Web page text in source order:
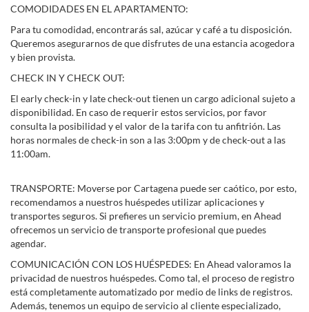
COMODIDADES EN EL APARTAMENTO:
Para tu comodidad, encontrarás sal, azúcar y café a tu disposición.
Queremos asegurarnos de que disfrutes de una estancia acogedora
y bien provista.
CHECK IN Y CHECK OUT:
El early check-in y late check-out tienen un cargo adicional sujeto a
disponibilidad. En caso de requerir estos servicios, por favor
consulta la posibilidad y el valor de la tarifa con tu anfitrión. Las
horas normales de check-in son a las 3:00pm y de check-out a las
11:00am.
TRANSPORTE: Moverse por Cartagena puede ser caótico, por esto,
recomendamos a nuestros huéspedes utilizar aplicaciones y
transportes seguros. Si prefieres un servicio premium, en Ahead
ofrecemos un servicio de transporte profesional que puedes
agendar.
COMUNICACIÓN CON LOS HUÉSPEDES: En Ahead valoramos la
privacidad de nuestros huéspedes. Como tal, el proceso de registro
está completamente automatizado por medio de links de registros.
Además, tenemos un equipo de servicio al cliente especializado,